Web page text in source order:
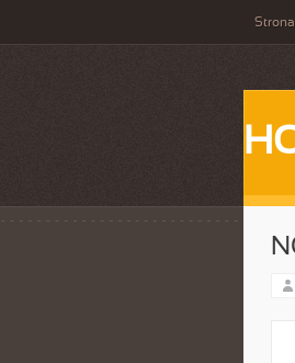
Strona